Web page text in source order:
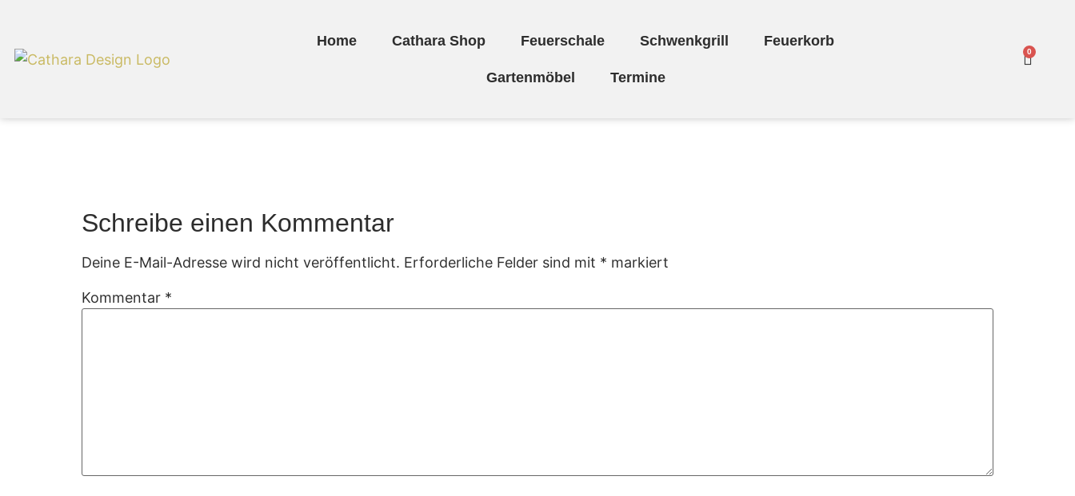
Home Cathara Shop Feuerschale Schwenkgrill Feuerkorb
Gartenmöbel Termine
0
Schreibe einen Kommentar
Deine E-Mail-Adresse wird nicht veröffentlicht. Erforderliche Felder sind mit * markiert
Kommentar *